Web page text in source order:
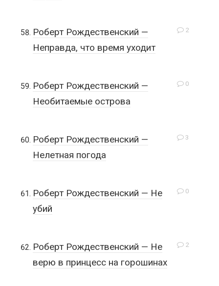
2
Роберт Рождественский —
Неправда, что время уходит
0
Роберт Рождественский —
Необитаемые острова
3
Роберт Рождественский —
Нелетная погода
0
Роберт Рождественский — Не
убий
2
Роберт Рождественский — Не
верю в принцесс на горошинах